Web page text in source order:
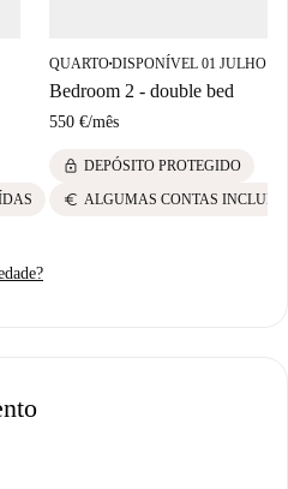
Além disso, há ótimas opções
o Restaurante Pascualet para
Indian-Tex Mex para culinária
culturais e culinárias desta região
QUARTO■DISPONÍVEL 01 JULHO
Bedroom 2 - double bed
550 €/mês
lock DEPÓSITO PROTEGIDO
euro ALGUMAS CONTAS